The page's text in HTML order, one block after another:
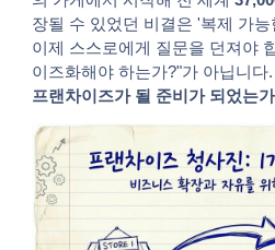
장될 수 있었던 비결은 '복제 가
이제 스스로에게 질문을 던져야
이즈화해야 하는가?"가 아닙니다
프랜차이즈가 될 준비가 되었는